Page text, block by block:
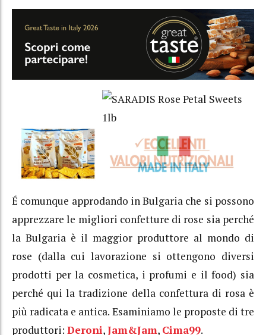
É comunque approdando in Bulgaria che si possono
apprezzare le migliori confetture di rose sia perché
la Bulgaria è il maggior produttore al mondo di
rose (dalla cui lavorazione si ottengono diversi
prodotti per la cosmetica, i profumi e il food) sia
perché qui la tradizione della confettura di rosa è
più radicata e antica. Esaminiamo le proposte di tre
produttori: Deroni,Jam&Jam, Cima99.